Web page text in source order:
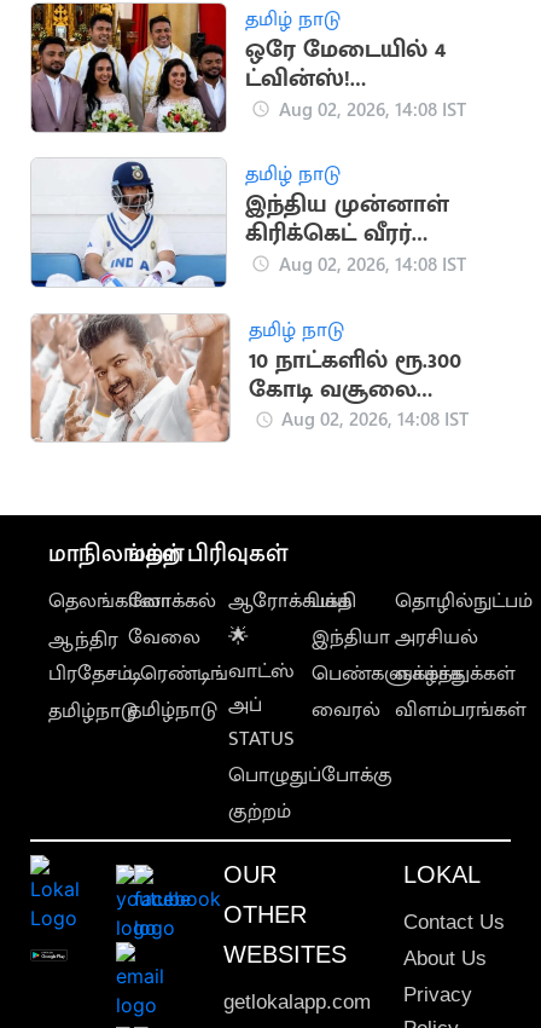
தமிழ் நாடு
ஒரே மேடையில் 4
ட்வின்ஸ்!
இணையத்தில்
Aug 02, 2026, 14:08 IST
தமிழ் நாடு
இந்திய முன்னாள்
கிரிக்கெட் வீரர்
ரஹானேவுக்கு
Aug 02, 2026, 14:08 IST
தமிழ் நாடு
10 நாட்களில் ரூ.300
கோடி வசூலை
நெருங்கும் விஜய்யின்
Aug 02, 2026, 14:08 IST
மாநிலங்கள்
தெலங்கானா
ஆந்திர
பிரதேசம்
தமிழ்நாடு
மற்ற பிரிவுகள்
லோக்கல்
வேலை
டிரெண்டிங்
தமிழ்நாடு
ஆரோக்கியம்
🌟
வாட்ஸ்
அப்
STATUS
பொழுதுப்போக்கு
குற்றம்
பக்தி
இந்தியா
பெண்களுக்காக
வைரல்
தொழில்நுட்பம்
அரசியல்
வாழ்த்துக்கள்
விளம்பரங்கள்
OUR
OTHER
WEBSITES
getlokalapp.com
LOKAL
Contact Us
About Us
Privacy